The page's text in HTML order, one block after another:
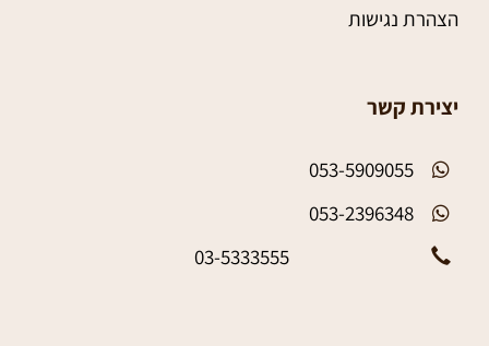
הצהרת נגישות
יצירת קשר
053-5909055
053-2396348
03-5333555